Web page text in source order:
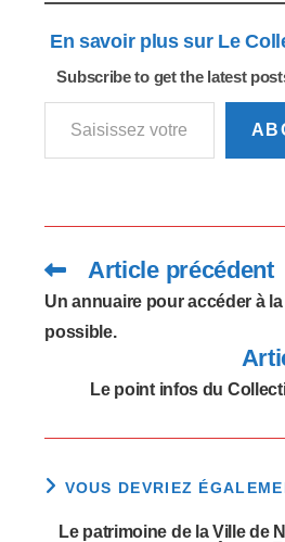
concernées par
Dys, le TDAH et le TDI
ainsi que de leur
famille. La
En savoir plus sur Le
Subscribe to get the latest
Saisissez votre adresse e-mail…
Read
more
articles
Article précédent
Un annuaire pour accéder à
possible.
Le point infos du
VOUS DEVRIEZ
Le patrimoine de la Ville de